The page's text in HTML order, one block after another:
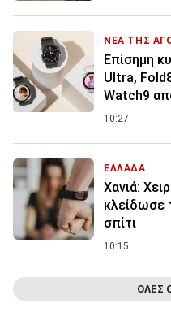
ΝΕΑ ΤΗΣ
Επίσημη
Ultra,
Watch9
10:27
ΕΛΛΑΔΑ
Χανιά:
κλείδωσε
σπίτι
10:15
ΟΛΕΣ